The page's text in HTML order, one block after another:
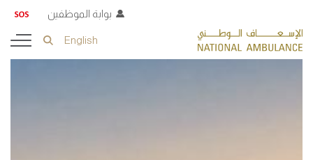
بوابة الموظفين
English